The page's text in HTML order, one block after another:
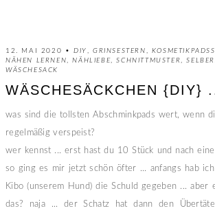
12. MAI 2020 • DIY ,GRINSESTERN
NÄHEN LERNEN
,NÄHLIEBE SCHNITTMUSTER
WÄSCHESACK
WÄSCHESÄCKCHEN {DIY}
was sind die tollsten Abschminkpads wert, wenn
regelmäßig verspeist?
wer kennst ... erst hast du 10 Stück und nach
so ging es mir jetzt schön öfter ... anfangs hab
Kibo (unserem Hund) die Schuld gegeben ...
das? naja ... der Schatz hat dann den